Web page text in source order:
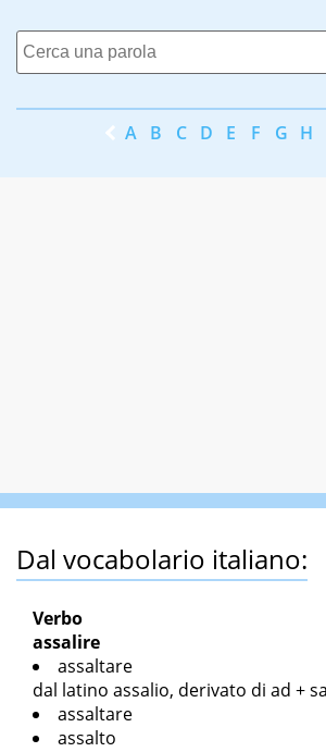
A B C D E F G H
Dal vocabolario italiano:
Verbo
assalire
assaltare
dal latino assalio, derivato di ad +
assaltare
assalto